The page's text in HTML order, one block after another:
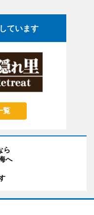
ています
覧
ら
へ